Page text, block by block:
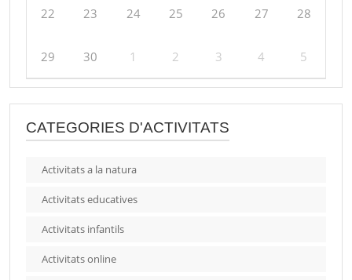
22 23 24 25 26 27 28
29 30 1 2 3 4 5
CATEGORIES D'ACTIVITATS
Activitats a la natura
Activitats educatives
Activitats infantils
Activitats online